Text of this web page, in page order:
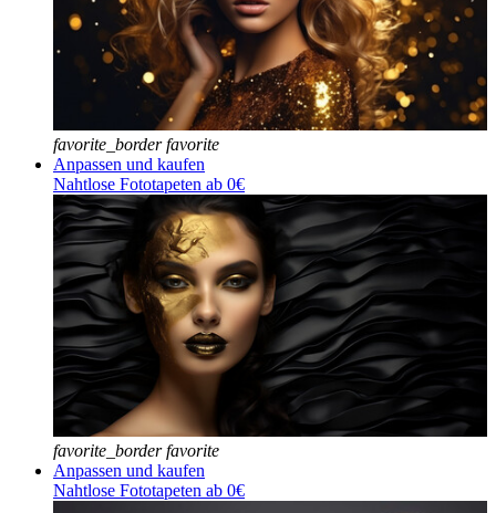
favorite_border favorite
Anpassen und kaufen
Nahtlose Fototapeten ab 0€
favorite_border favorite
Anpassen und kaufen
Nahtlose Fototapeten ab 0€